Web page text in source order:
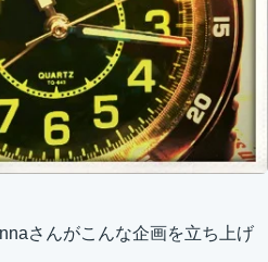
さんがこんな企画を立ち上げ